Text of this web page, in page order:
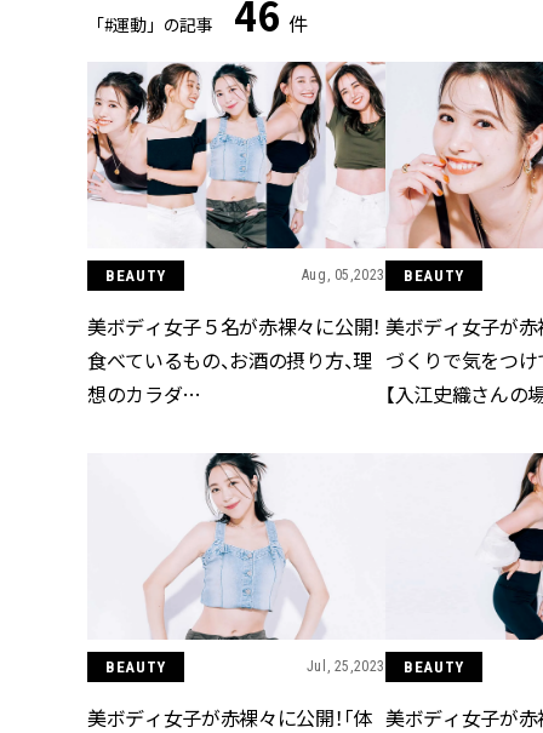
「#運動」の記事 46 件
BEAUTY Aug, 05,2023
美ボディ女子５名が赤裸々に公開！
食べているもの、お酒の摂り方、理
想のカラダ…
BEAUTY
美ボディ女子が赤
づくりで気をつけ
【入江史織さんの
BEAUTY Jul, 25,2023
美ボディ女子が赤裸々に公開！「体
BEAUTY
美ボディ女子が赤